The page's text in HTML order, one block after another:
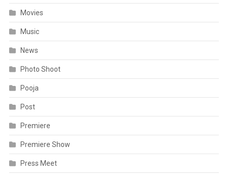
Movies
Music
News
Photo Shoot
Pooja
Post
Premiere
Premiere Show
Press Meet